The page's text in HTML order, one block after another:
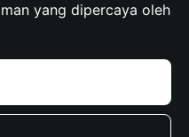
yang dipercaya oleh